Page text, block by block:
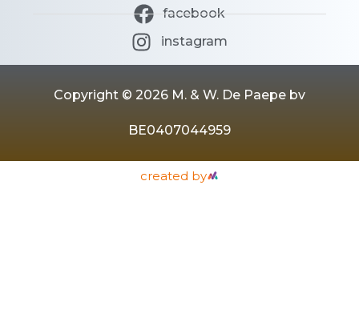
facebook
instagram
Copyright © 2026 M. & W. De Paepe bv
BE0407044959
created by